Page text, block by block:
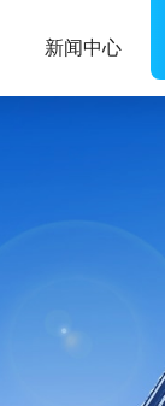
新闻中心